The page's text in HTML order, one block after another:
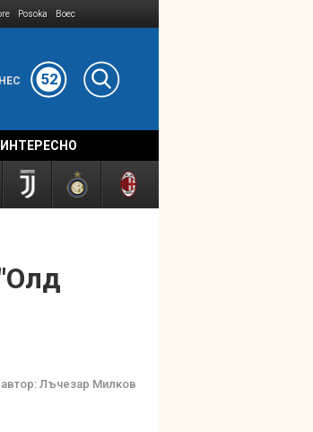
Posoka Boec
52
ИНТЕРЕСНО
автор: Лъчезар Милков